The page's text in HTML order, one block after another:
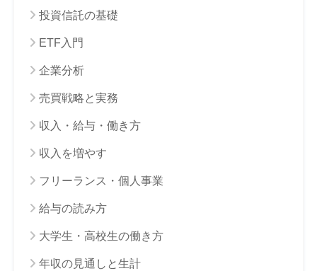
投資信託の基礎
ETF入門
企業分析
売買戦略と実務
収入・給与・働き方
収入を増やす
フリーランス・個人事業
給与の読み方
大学生・高校生の働き方
年収の見通しと生計